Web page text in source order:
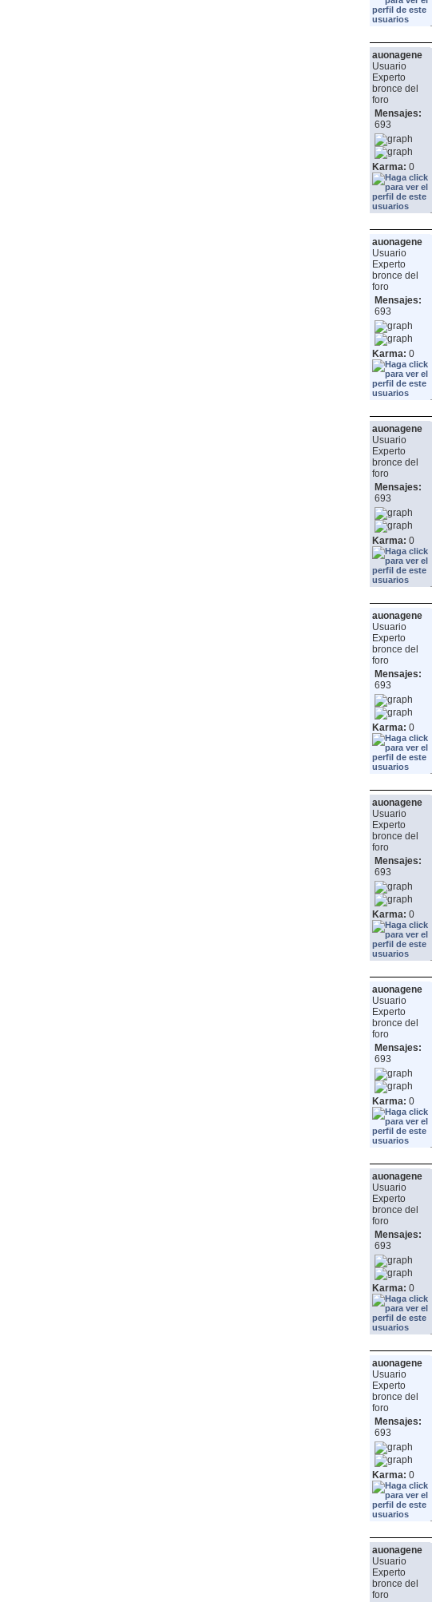
auonagene
Usuario
Experto
bronce del
foro
Mensajes:
693
Karma: 0
auonagene
Usuario
Experto
bronce del
foro
Mensajes:
693
Karma: 0
auonagene
Usuario
Experto
bronce del
foro
Mensajes:
693
Karma: 0
auonagene
Usuario
Experto
bronce del
foro
Mensajes:
693
Karma: 0
auonagene
Usuario
Experto
bronce del
foro
Mensajes:
693
Karma: 0
auonagene
Usuario
Experto
bronce del
foro
Mensajes:
693
Karma: 0
auonagene
Usuario
Experto
bronce del
foro
Mensajes:
693
Karma: 0
auonagene
Usuario
Experto
bronce del
foro
Mensajes:
693
Karma: 0
auonagene
Usuario
Experto
bronce del
foro